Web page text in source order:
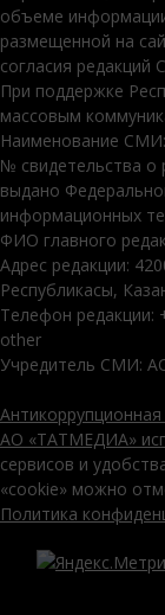
объеме
размещенной на
согласия редакций
При поддержке
массовым
Наименование
№ свидетельства
выдано
информационных
ФИО главного
Адрес редакции:
Республикасы,
Телефон редакции:
other
Учредитель СМИ:
Антикоррупционная
АО «ТАТМЕДИА»
сервисов и
«cookie» можно
Политика